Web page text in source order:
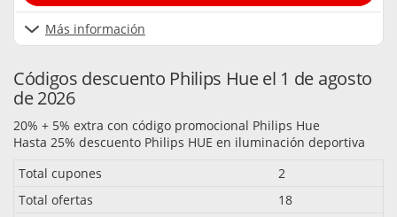
Más información
Códigos descuento Philips Hue el 1 de agosto
de 2026
20% + 5% extra con código promocional Philips Hue
Hasta 25% descuento Philips HUE en iluminación deportiva
Total cupones
2
Total ofertas
18